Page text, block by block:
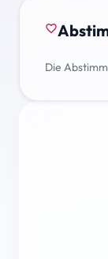
favorite_border
Die